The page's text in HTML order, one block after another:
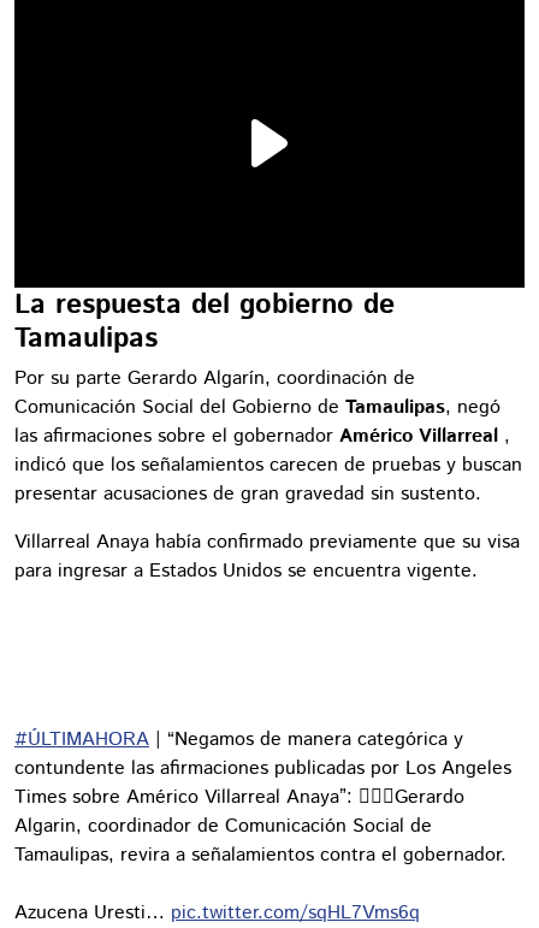
La respuesta del gobierno de
Tamaulipas
Por su parte Gerardo Algarín, coordinación de
Comunicación Social del Gobierno de Tamaulipas, negó
las afirmaciones sobre el gobernador Américo Villarreal ,
indicó que los señalamientos carecen de pruebas y buscan
presentar acusaciones de gran gravedad sin sustento.
Villarreal Anaya había confirmado previamente que su visa
para ingresar a Estados Unidos se encuentra vigente.
#ÚLTIMAHORA | “Negamos de manera categórica y
contundente las afirmaciones publicadas por Los Angeles
Times sobre Américo Villarreal Anaya”: ☝🏻🔴Gerardo
Algarin, coordinador de Comunicación Social de
Tamaulipas, revira a señalamientos contra el gobernador.
Azucena Uresti… pic.twitter.com/sqHL7Vms6q